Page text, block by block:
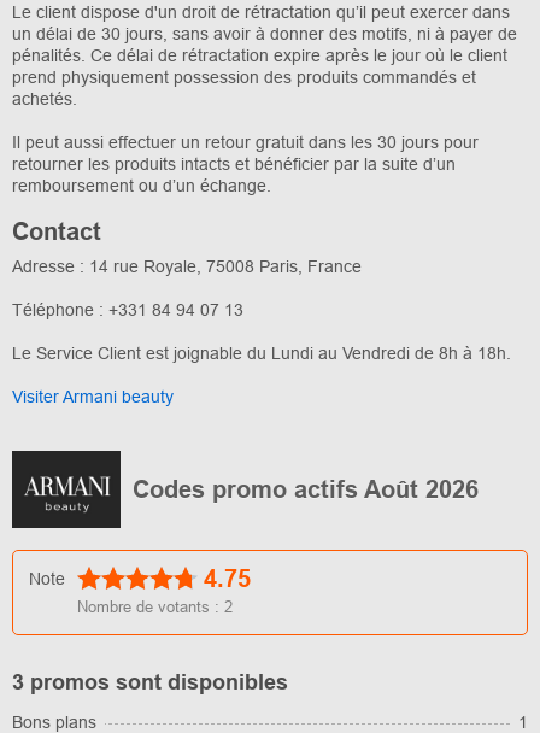
Le client dispose d'un droit de rétractation qu’il peut exercer dans
un délai de 30 jours, sans avoir à donner des motifs, ni à payer de
pénalités. Ce délai de rétractation expire après le jour où le client
prend physiquement possession des produits commandés et
achetés.
Il peut aussi effectuer un retour gratuit dans les 30 jours pour
retourner les produits intacts et bénéficier par la suite d’un
remboursement ou d’un échange.
Contact
Adresse : 14 rue Royale, 75008 Paris, France
Téléphone : +331 84 94 07 13
Le Service Client est joignable du Lundi au Vendredi de 8h à 18h.
Visiter Armani beauty
Codes promo actifs Août 2026
Note 4.75
Nombre de votants : 2
3 promos sont disponibles
Bons plans
1